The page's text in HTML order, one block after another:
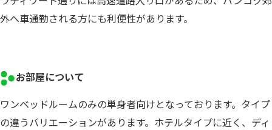
外へ車通勤される方にも利便性があります。
お部屋について
ワンベッドルームのみの単身者向けとなっております。タイプ
の違うバリエーションがあります。ホテルタイプに近く、ディ